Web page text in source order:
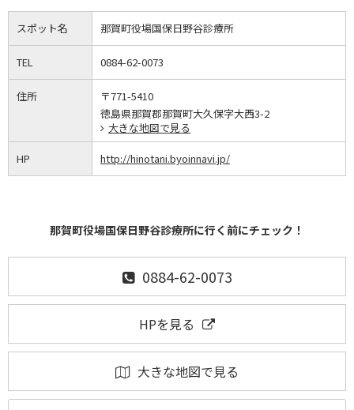
スポット名 那賀町役場国保日野谷診療所
TEL 0884-62-0073
住所
〒771-5410
徳島県那賀郡那賀町大久保字大西3-2
大きな地図で見る
HP http://hinotani.byoinnavi.jp/
那賀町役場国保日野谷診療所に行く前にチェック！
0884-62-0073
HPを見る
大きな地図で見る